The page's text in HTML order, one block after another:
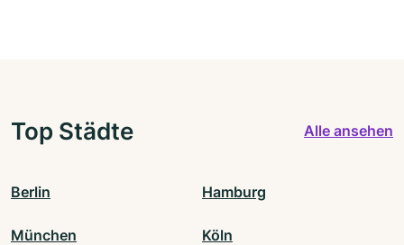
Top Städte Alle ansehen
Berlin Hamburg
München Köln